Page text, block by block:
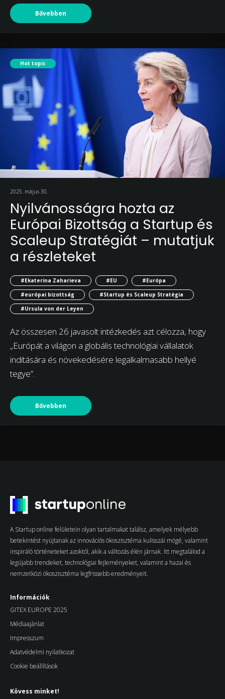
Bővebben
Hot topic
2025. május 30.
Nyilvánosságra hozta az
Európai Bizottság a Startup és
Scaleup Stratégiát – mutatjuk
a részleteket
#Ekaterina Zaharieva #EU
#Európa
#európai bizottság
#Startup és Scaleup Stratégia
#Ursula von der Leyen
Az összesen 26 javasolt intézkedés azt célozza, hogy
„Európát a világon a globális technológiai vállalatok
indítására és növekedésére legalkalmasabb hellyé
tegye”.
Bővebben
A Startup online felületein olyan tartalmakat találsz, amelyek mélyebb
betekintést nyújtanak az innovációs ökoszisztéma kulisszái mögé, valamint
inspiráló történeteket azoktól, akik a változás élén járnak. Itt megtalálod a
legújabb trendeket, technológiai fejleményeket, valamint a hazai és
nemzetközi ökoszisztéma legfrissebb eredményeit.
Információk
GITEX EUROPE 2025
Médiaajánlat
Impresszum
Adatvédelmi nyilatkozat
Cookie beállítások
Kövess minket!